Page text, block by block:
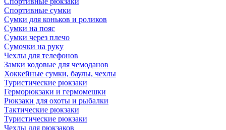
Спортивные сумки
Сумки для коньков и роликов
Сумки на пояс
Сумки через плечо
Сумочки на руку
Чехлы для телефонов
Замки кодовые для чемоданов
Хоккейные сумки, баулы, чехлы
Туристические рюкзаки
Герморюкзаки и гермомешки
Рюкзаки для охоты и рыбалки
Тактические рюкзаки
Туристические рюкзаки
Чехлы для рюкзаков